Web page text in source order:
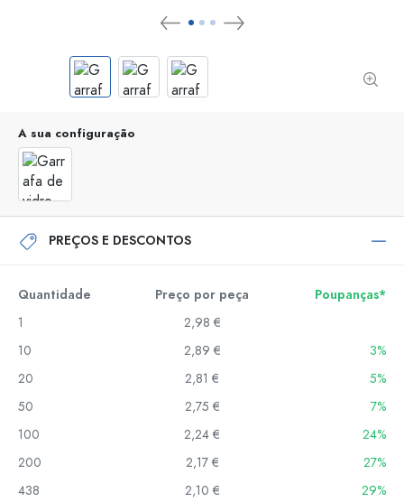
A sua configuração
PREÇOS E DESCONTOS
Quantidade Preço por peça
Poupanças*
1
2,98 €
10
2,89 €
3%
20
2,81 €
5%
50
2,75 €
7%
100
2,24 €
24%
200
2,17 €
27%
438
2,10 €
29%